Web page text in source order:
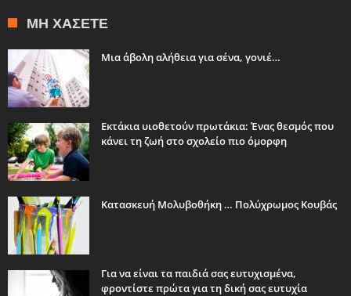
ΜΗ ΧΆΣΕΤΕ
Μια άβολη αλήθεια για σένα, γονιέ…
Εκτάκια υιοθετούν πρωτάκια: Ένας θεσμός που
κάνει τη ζωή στο σχολείο πιο όμορφη
Κατασκευή Μολυβοθήκη … Πολύχρωμος Κουβάς
Για να είναι τα παιδιά σας ευτυχισμένα,
φροντίστε πρώτα για τη δική σας ευτυχία